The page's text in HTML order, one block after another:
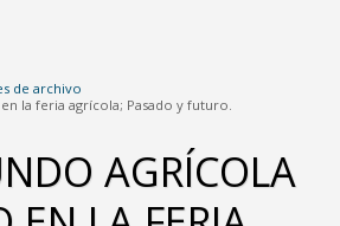
de archivo
la feria agrícola; Pasado y futuro.
AGRÍCOLA